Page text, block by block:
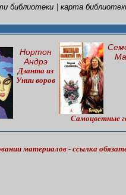
библиотеки| карта
Нортон
Андрэ
Дзанта из
Унии воров
Самоцветные
материалов - ссылка